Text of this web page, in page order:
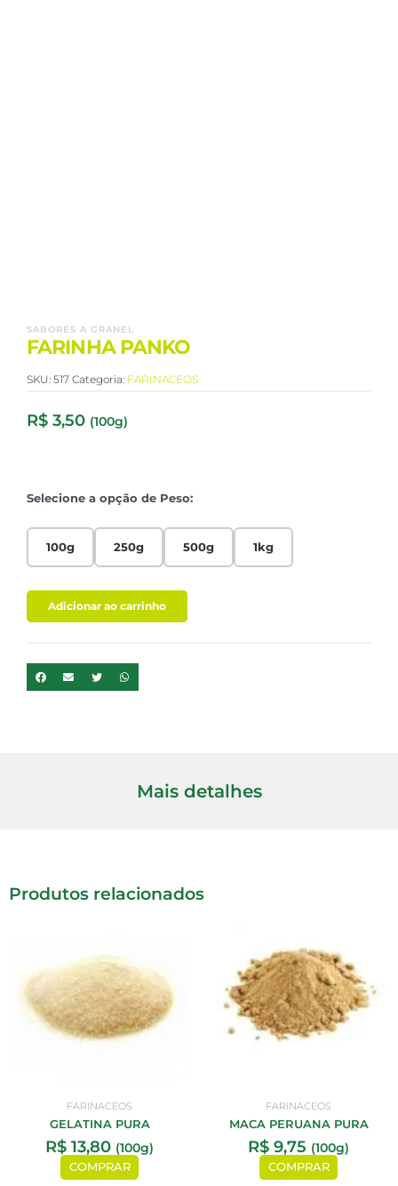
SABORES A GRANEL
FARINHA PANKO
SKU: 517 Categoria: FARINACEOS
R$ 3,50 (100g)
Selecione a opção de Peso:
100g 250g 500g 1kg
Adicionar ao carrinho
Mais detalhes
Produtos relacionados
FARINACEOS
GELATINA PURA
R$ 13,80 (100g)
COMPRAR
FARINACEOS
MACA PERUANA PURA
R$ 9,75 (100g)
COMPRAR